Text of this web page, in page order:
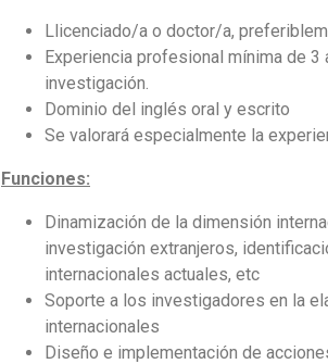
Llicenciado/a o doctor/a,
Experiencia profesional mínima de
investigación.
Dominio del inglés oral y escrito
Se valorará especialmente la
Funciones:
Dinamización de la dimensión
investigación extranjeros,
internacionales actuales, etc
Soporte a los investigadores en la
internacionales
Diseño e implementación de